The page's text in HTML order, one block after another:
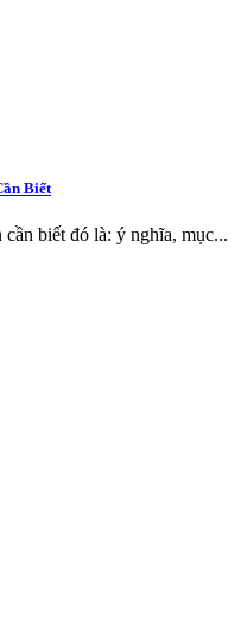
Biết
biết đó là: ý nghĩa, mục...